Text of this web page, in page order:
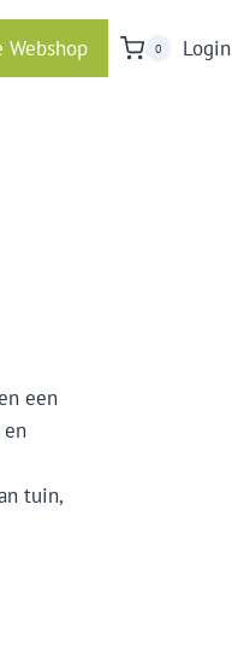
Webshop 0 Login
een
tuin,